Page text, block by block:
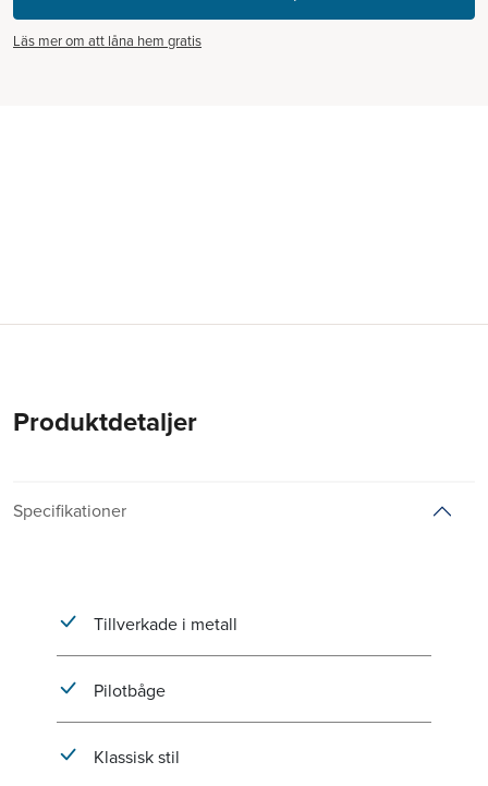
Läs mer om att låna hem gratis
Produktdetaljer
Specifikationer
Tillverkade i metall
Pilotbåge
Klassisk stil